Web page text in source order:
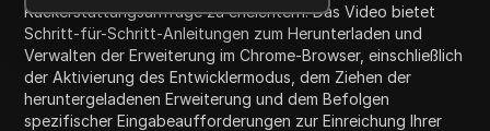
Rückerstattungsanfrage zu erleichtern. Das Video bietet
Schritt-für-Schritt-Anleitungen zum Herunterladen und
Verwalten der Erweiterung im Chrome-Browser, einschließlich
der Aktivierung des Entwicklermodus, dem Ziehen der
heruntergeladenen Erweiterung und dem Befolgen
spezifischer Eingabeaufforderungen zur Einreichung Ihrer